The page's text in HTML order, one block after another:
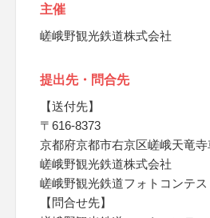
主催
嵯峨野観光鉄道株式会社
提出先・問合先
【送付先】
〒616-8373
京都府京都市右京区嵯峨天竜
嵯峨野観光鉄道株式会社
嵯峨野観光鉄道フォトコンテ
【問合せ先】